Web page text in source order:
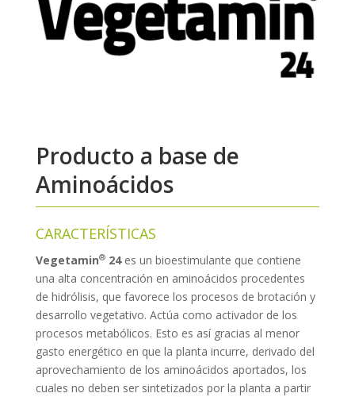
Producto a base de
Aminoácidos
CARACTERÍSTICAS
Vegetamin® 24es un bioestimulante que contiene
una alta concentración en aminoácidos procedentes
de hidrólisis, que favorece los procesos de brotación y
desarrollo vegetativo. Actúa como activador de los
procesos metabólicos. Esto es así gracias al menor
gasto energético en que la planta incurre, derivado del
aprovechamiento de los aminoácidos aportados, los
cuales no deben ser sintetizados por la planta a partir